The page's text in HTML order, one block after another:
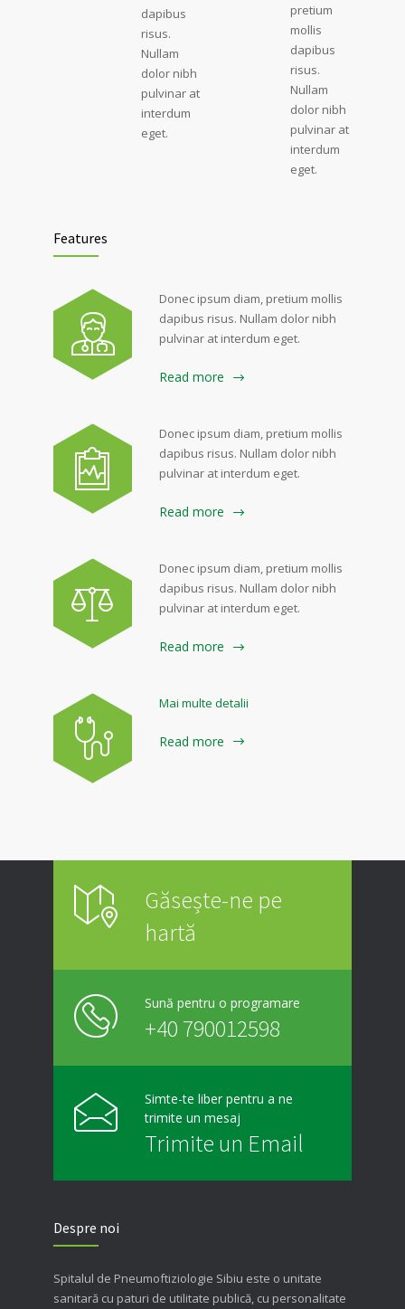
dapibus
risus.
Nullam
dolor nibh
pulvinar at
interdum
eget.
pretium
mollis
dapibus
risus.
Nullam
dolor nibh
pulvinar at
interdum
eget.
Features
Donec ipsum diam, pretium mollis
dapibus risus. Nullam dolor nibh
pulvinar at interdum eget.
Read more
Donec ipsum diam, pretium mollis
dapibus risus. Nullam dolor nibh
pulvinar at interdum eget.
Read more
Donec ipsum diam, pretium mollis
dapibus risus. Nullam dolor nibh
pulvinar at interdum eget.
Read more
Mai multe detalii
Read more
Găsește-ne pe
hartă
Sună pentru o programare
+40 790012598
Simte-te liber pentru a ne
trimite un mesaj
Trimite un Email
Despre noi
Spitalul de Pneumoftiziologie Sibiu este o unitate
sanitară cu paturi de utilitate publică, cu personalitate